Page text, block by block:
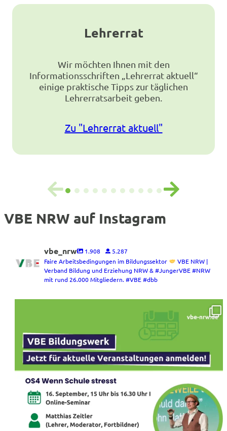
Lehrerrat
Wir möchten Ihnen mit den
Informationsschriften „Lehrerrat aktuell“
einige praktische Tipps zur täglichen
Lehrerratsarbeit geben.
Zu "Lehrerrat aktuell"
VBE NRW auf Instagram
vbe_nrw 1.908
5.287
Faire Arbeitsbedingungen im Bildungssektor
VBE NRW |
Verband Bildung und Erziehung NRW & #JungerVBE #NRW
mit rund 26.000 Mitgliedern. #VBE #dbb
VBE Bildungswerk: Diese Veranstaltungen warten...
0